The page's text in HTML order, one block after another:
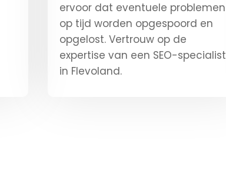
ervoor dat eventuele problemen
op tijd worden opgespoord en
opgelost. Vertrouw op de
expertise van een SEO-specialist
in Flevoland.